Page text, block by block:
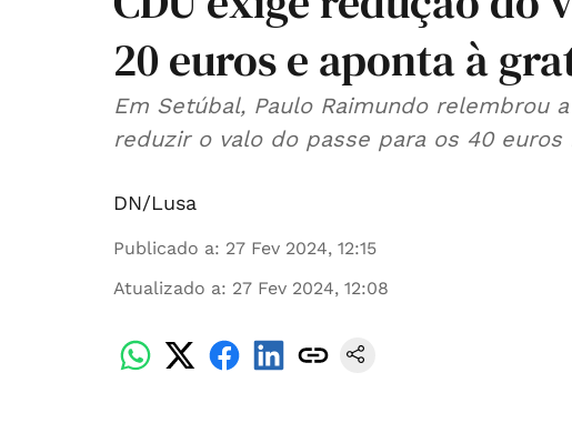
20 euros e aponta à
Em Setúbal, Paulo Raimundo relembrou
reduzir o valo do passe para os 40
DN/Lusa
Publicado a: 27 Fev 2024, 12:15
Atualizado a: 27 Fev 2024, 12:08